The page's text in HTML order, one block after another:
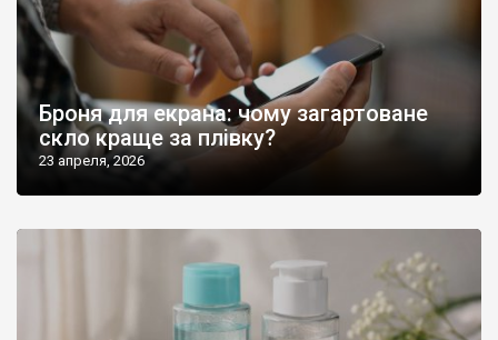
Броня для екрана: чому загартоване
скло краще за плівку?
23 апреля, 2026